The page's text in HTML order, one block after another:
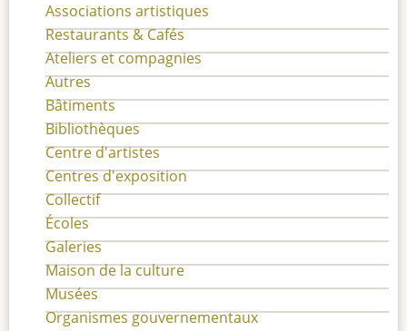
Associations artistiques
Restaurants & Cafés
Ateliers et compagnies
Autres
Bâtiments
Bibliothèques
Centre d'artistes
Centres d'exposition
Collectif
Écoles
Galeries
Maison de la culture
Musées
Organismes gouvernementaux